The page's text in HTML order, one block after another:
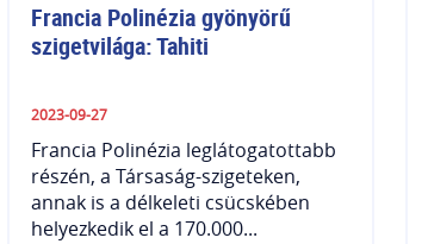
Francia Polinézia gyönyörű
szigetvilága: Tahiti
2023-09-27
Francia Polinézia leglátogatottabb
részén, a Társaság-szigeteken,
annak is a délkeleti csücskében
helyezkedik el a 170.000...